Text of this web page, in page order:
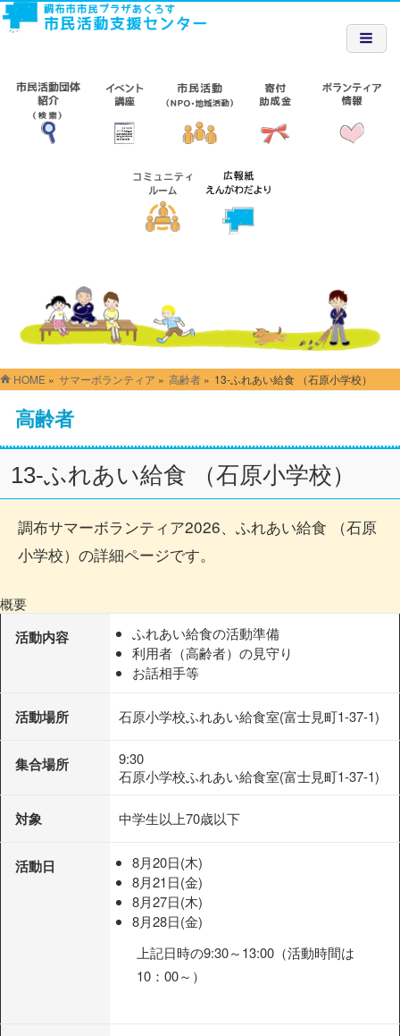
HOME » サマーボランティア » 高齢者 » 13-ふれあい給食 （石原小学校）
高齢者
13-ふれあい給食 （石原小学校）
調布サマーボランティア2026、ふれあい給食 （石原
小学校）の詳細ページです。
概要
活動内容
ふれあい給食の活動準備
利用者（高齢者）の見守り
お話相手等
活動場所 石原小学校ふれあい給食室(富士見町1-37-1)
集合場所
9:30
石原小学校ふれあい給食室(富士見町1-37-1)
対象 中学生以上70歳以下
活動日
8月20日(木)
8月21日(金)
8月27日(木)
8月28日(金)
上記日時の9:30～13:00（活動時間は
10：00～）